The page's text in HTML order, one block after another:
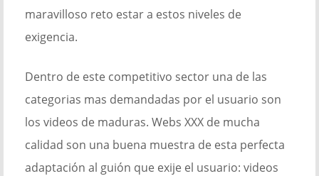
maravilloso reto estar a estos niveles de
exigencia.
Dentro de este competitivo sector una de las
categorias mas demandadas por el usuario son
los videos de maduras. Webs XXX de mucha
calidad son una buena muestra de esta perfecta
adaptación al guión que exije el usuario: videos